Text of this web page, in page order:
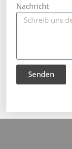
Nachricht
Senden